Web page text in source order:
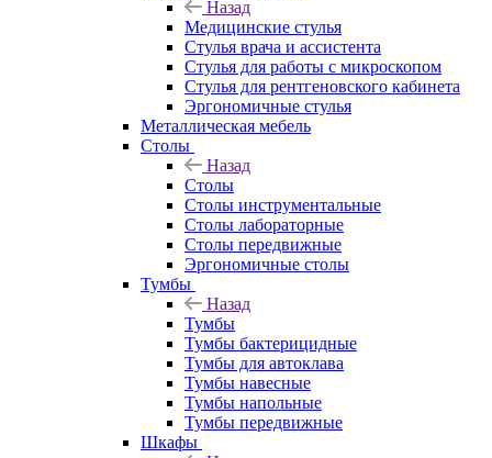
Назад
Медицинские стулья
Стулья врача и ассистента
Стулья для работы с микроскопом
Стулья для рентгеновского кабинета
Эргономичные стулья
Металлическая мебель
Столы
Назад
Столы
Столы инструментальные
Столы лабораторные
Столы передвижные
Эргономичные столы
Тумбы
Назад
Тумбы
Тумбы бактерицидные
Тумбы для автоклава
Тумбы навесные
Тумбы напольные
Тумбы передвижные
Шкафы